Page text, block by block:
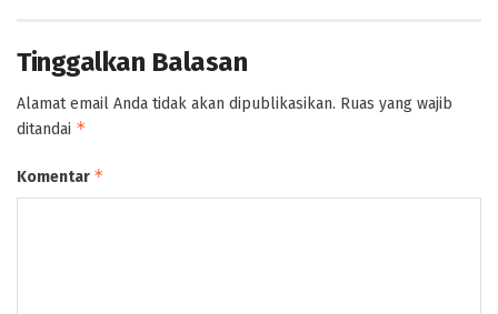
Tinggalkan Balasan
Alamat email Anda tidak akan dipublikasikan. Ruas yang wajib
ditandai *
Komentar *